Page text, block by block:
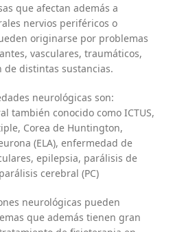
que afectan además a
nervios periféricos o
originarse por problemas
vasculares, traumáticos,
distintas sustancias.
neurológicas son:
también conocido como ICTUS,
Corea de Huntington,
(ELA), enfermedad de
epilepsia, parálisis de
cerebral (PC)
neurológicas pueden
que además tienen gran